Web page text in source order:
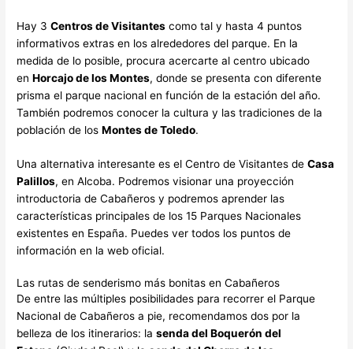
Hay 3Centros de Visitantes como tal y hasta 4 puntos
informativos extras en los alrededores del parque. En la
medida de lo posible, procura acercarte al centro ubicado
enHorcajo de los Montes, donde se presenta con diferente
prisma el parque nacional en función de la estación del año.
También podremos conocer la cultura y las tradiciones de la
población de losMontes de Toledo.
Una alternativa interesante es el Centro de Visitantes deCasa
Palillos, en Alcoba. Podremos visionar una proyección
introductoria de Cabañeros y podremos aprender las
características principales de los 15 Parques Nacionales
existentes en España. Puedes ver todos los puntos de
información en la web oficial.
Las rutas de senderismo más bonitas en Cabañeros
De entre las múltiples posibilidades para recorrer el Parque
Nacional de Cabañeros a pie, recomendamos dos por la
belleza de los itinerarios: lasenda del Boquerón del